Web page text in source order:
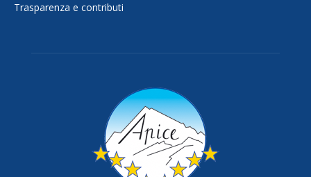
Trasparenza e contributi